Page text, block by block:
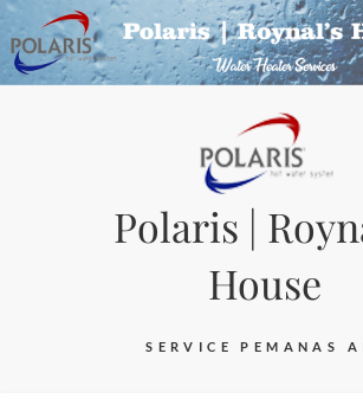
Skip
to
content
Polaris |
House
SERVICE PEMANAS